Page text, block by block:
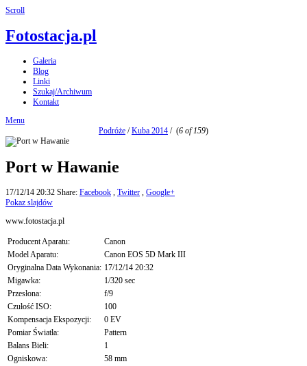
Scroll
Fotostacja.pl
Galeria
Blog
Linki
Szukaj/Archiwum
Kontakt
Menu
Podróże /Kuba 2014 / (6 of 159)
Port w Hawanie
17/12/14 20:32 Share: Facebook , Twitter , Google+
Pokaz slajdów
www.fotostacja.pl
Producent Aparatu:
Canon
Model Aparatu:
Canon EOS 5D Mark III
Oryginalna Data Wykonania: 17/12/14 20:32
Migawka:
1/320 sec
Przesłona:
f/9
Czułość ISO:
100
Kompensacja Ekspozycji:
0 EV
Pomiar Światła:
Pattern
Balans Bieli:
1
Ogniskowa:
58 mm